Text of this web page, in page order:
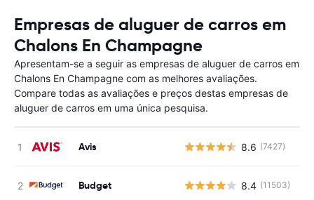
Empresas de aluguer de carros em
Chalons En Champagne
Apresentam-se a seguir as empresas de aluguer de carros em
Chalons En Champagne com as melhores avaliações.
Compare todas as avaliações e preços destas empresas de
aluguer de carros em uma única pesquisa.
Avis 8.6 (7427)
Budget 8.4 (11503)